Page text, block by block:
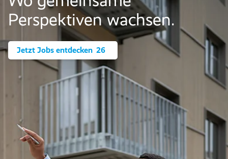
Perspektiven wachsen.
Jetzt Jobs entdecken 26